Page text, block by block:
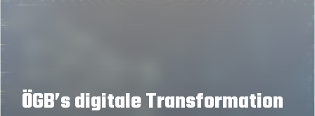
ÖGB’s digitale Transformation